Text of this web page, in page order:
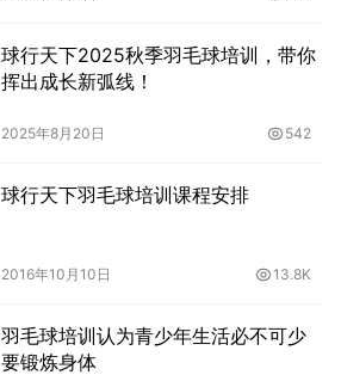
球行天下2025秋季羽毛球培训，带你
挥出成长新弧线！
2025年8月20日 542
球行天下羽毛球培训课程安排
2016年10月10日 13.8K
羽毛球培训认为青少年生活必不可少
要锻炼身体